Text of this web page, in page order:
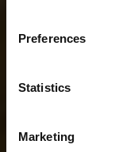
Preferences
Statistics
Marketing